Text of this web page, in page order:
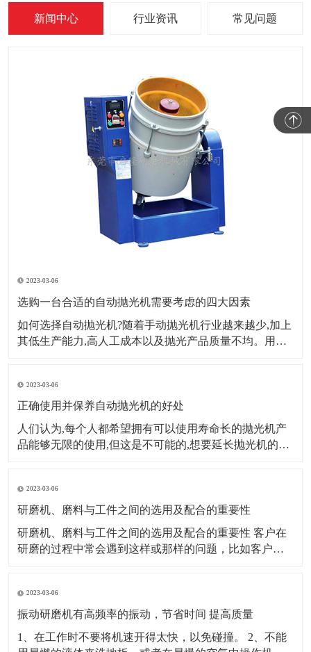
新闻中心 行业资讯 常见问题
2023-03-06
选购一台合适的自动抛光机需要考虑的四大因素
如何选择自动抛光机?随着手动抛光机行业越来越少,加上
其低生产能力,高人工成本以及抛光产品质量不均。用自
第一个因素：生产规模、产量大小来源的稳定性。数量
大,来源稳定,
2023-03-06
正确使用并保养自动抛光机的好处
人们认为,每个人都希望拥有可以使用寿命长的抛光机产
品能够无限的使用,但这是不可能的,想要延长抛光机的使
定期维护和保养,使自动抛光机处于良好的生产和运行状
态,保证了正常生产。首先
2023-03-06
研磨机、磨料与工件之间的选用及配合的重要性
研磨机、磨料与工件之间的选用及配合的重要性 客户在
研磨的过程中常会遇到这样或那样的问题，比如客户研
材料或研磨机械造成的。 例如，一个生产箱包五金的客
户，他的产品都是锌合金压铸件，他使用棕刚玉研磨
2023-03-06
振动研磨机有高频率的振动，节省时间 提高质量
1、在工作时不要将机速开得太快，以免碰撞。 2、不能